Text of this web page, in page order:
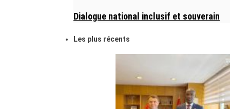
Dialogue national inclusif et souverain
Les plus récents